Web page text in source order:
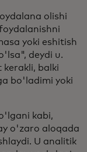
olishi
yoki eshitish
deydi u.
balki
bo'ladimi yoki
kabi,
o'zaro aloqada
U analitik